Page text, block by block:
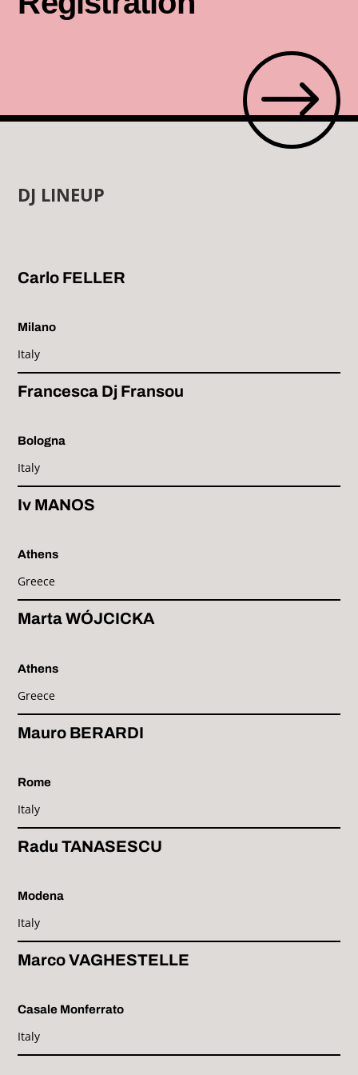
$
DJ LINEUP
Carlo FELLER
Milano
Italy
Francesca Dj Fransou
Bologna
Italy
Iv MANOS
Athens
Greece
Marta WÓJCICKA
Athens
Greece
Mauro BERARDI
Rome
Italy
Radu TANASESCU
Modena
Italy
Marco VAGHESTELLE
Casale Monferrato
Italy